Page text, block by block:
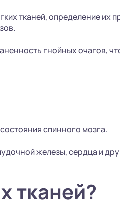
тканей, определение их
гнойных очагов,
спинного мозга.
железы, сердца и
тканей?